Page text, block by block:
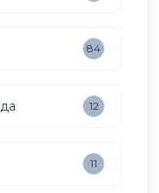
84
12
11